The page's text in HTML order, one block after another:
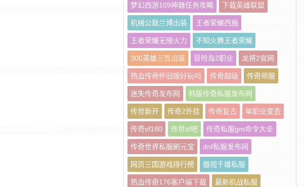
梦幻西游109神器任务攻略 下载英雄联盟
机械公敌兰博出装 王者荣耀西施
王者荣耀无限火力 不知火舞王者荣耀
300英雄三笠出装 冒险岛2职业 龙将2官网
热血传奇怀旧版好玩吗 传奇超级 传奇师服
迷失传奇发布网 韩版传奇私服发布网
传世新开 传奇2外挂 传奇复古 单职业变态
传奇sf180 传世sf吧 传奇私服gm命令大全
传奇世界私服刷元宝 dnf私服发布网
网页三国游戏排行榜 傲视千雄私服
热血传奇176客户端下载 最新机战私服